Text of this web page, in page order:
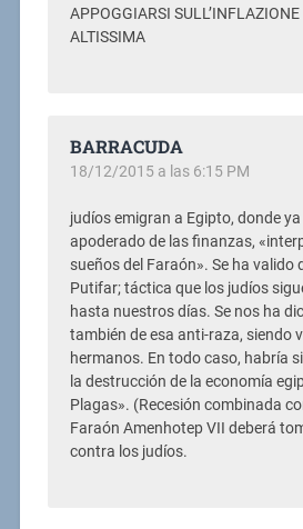
APPOGGIARSI
ALTISSIMA
BARRACUDA
18/12/2015 a las 6:15 PM
judíos emigran a Egipto, donde
apoderado de las finanzas,
sueños del Faraón». Se ha valido
Puti­far; táctica que los judíos
hasta nuestros días. Se nos ha
también de esa anti-raza, siendo
hermanos. En todo caso, habría
la destrucción de la economía
Plagas». (Recesión combinada
Faraón Amenhotep VII deberá
contra los judíos.